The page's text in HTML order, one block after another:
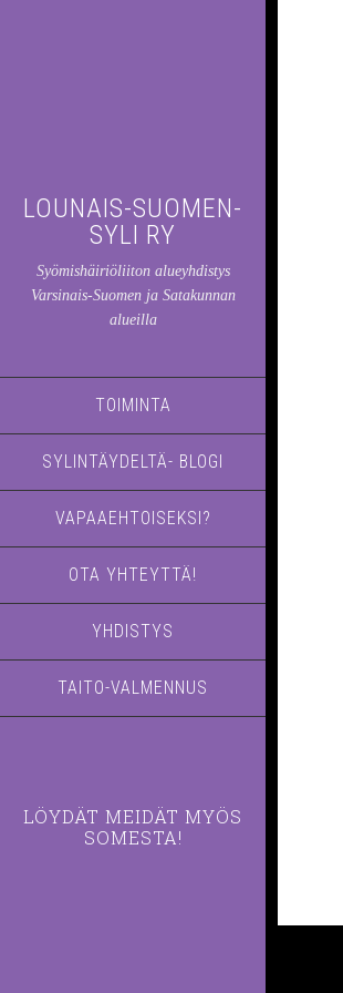
LOUNAIS-SUOMEN-
SYLI RY
Syömishäiriöliiton alueyhdistys
Varsinais-Suomen ja Satakunnan
alueilla
TOIMINTA
SYLINTÄYDELTÄ- BLOGI
VAPAAEHTOISEKSI?
OTA YHTEYTTÄ!
YHDISTYS
TAITO-VALMENNUS
LÖYDÄT MEIDÄT MYÖS
SOMESTA!